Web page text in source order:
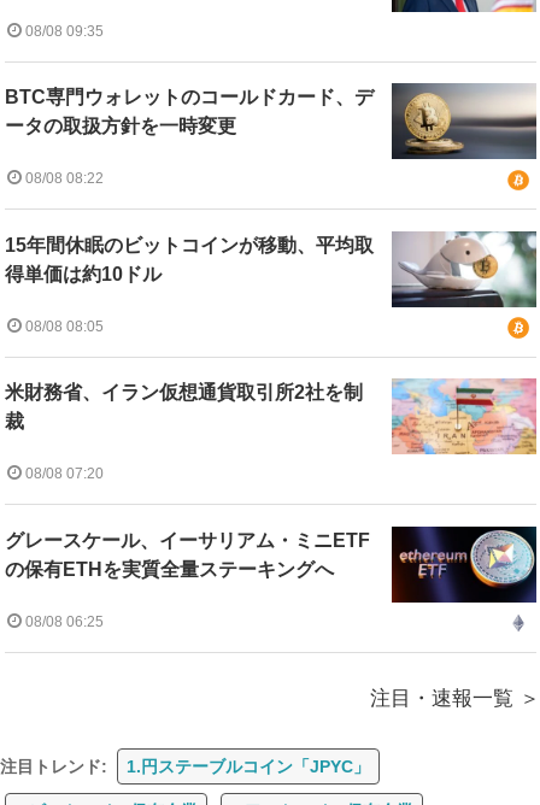
08/08 09:35
BTC専門ウォレットのコールドカード、デ
ータの取扱方針を一時変更
08/08 08:22
15年間休眠のビットコインが移動、平均取
得単価は約10ドル
08/08 08:05
米財務省、イラン仮想通貨取引所2社を制
裁
08/08 07:20
グレースケール、イーサリアム・ミニETF
の保有ETHを実質全量ステーキングへ
08/08 06:25
注目・速報一覧
注目トレンド: 1.円ステーブルコイン「JPYC」